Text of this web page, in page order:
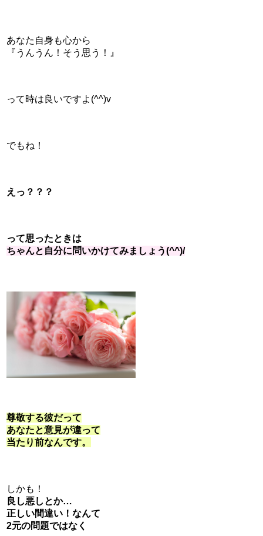
あなた自身も心から
『うんうん！そう思う！』
って時は良いですよ(^^)v
でもね！
えっ？？？
って思ったときは
ちゃんと自分に問いかけてみましょう(^^)/
尊敬する彼だって
あなたと意見が違って
当たり前なんです。
しかも！
良し悪しとか…
正しい間違い！なんて
2元の問題ではなく